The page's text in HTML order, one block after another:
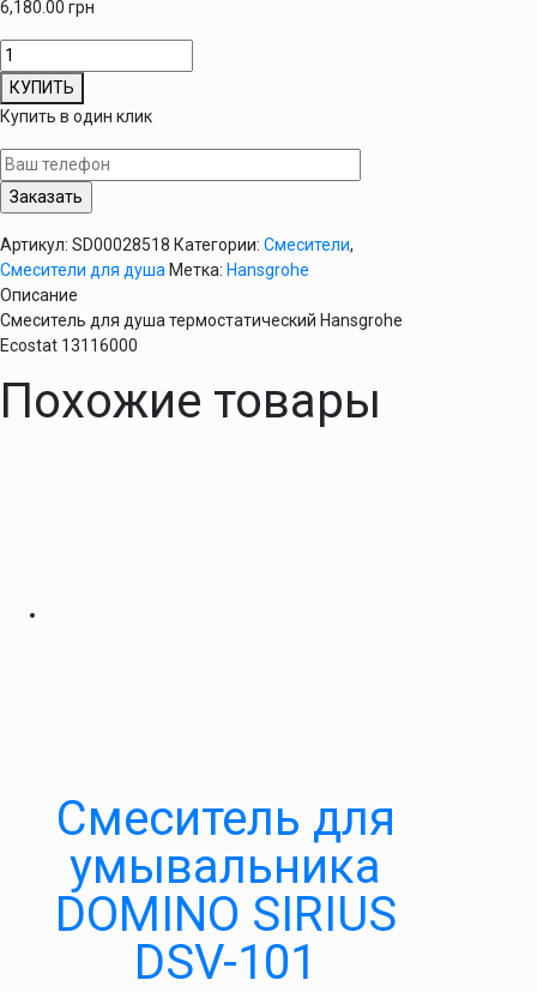
6,180.00 грн
Количество
товара
Смеситель
для
душа
термостатический
Hansgrohe
13116000
КУПИТЬ
Купить в один клик
Артикул: SD00028518 Категории: Смесители,
Смесители для душа Метка: Hansgrohe
Описание
Смеситель для душа термостатический Hansgrohe
Ecostat 13116000
Похожие товары
Cмеситель для
умывальника
DOMINO SIRIUS
DSV-101